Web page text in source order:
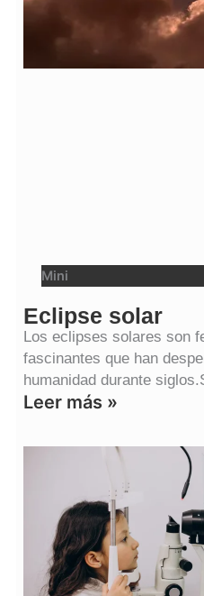
Mini
Eclipse solar
Los eclipses solares son
fascinantes que han
humanidad durante
Leer más »